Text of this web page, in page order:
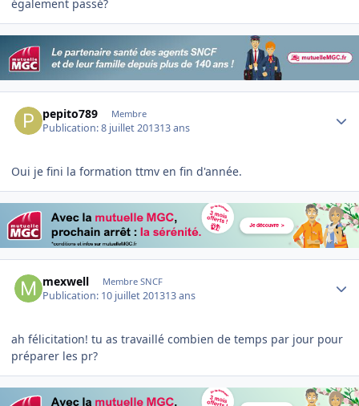
également passé?
pepito789 Membre
Publication:8 juillet 201313 ans
Oui je fini la formation ttmv en fin d'année.
mexwell Membre SNCF
Publication: 10 juillet 201313 ans
ah félicitation! tu as travaillé combien de temps par jour pour
préparer les pr?